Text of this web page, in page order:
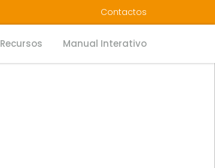
Contactos
Recursos Manual Interativo